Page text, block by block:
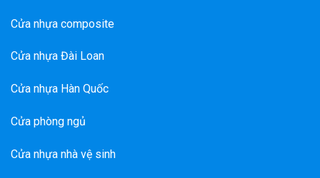
Cửa nhựa composite
Cửa nhựa Đài Loan
Cửa nhựa Hàn Quốc
Cửa phòng ngủ
Cửa nhựa nhà vệ sinh